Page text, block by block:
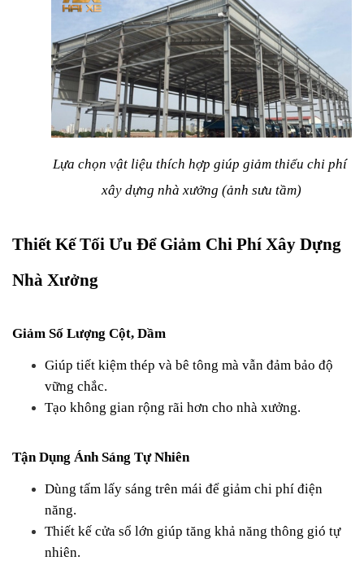
Lựa chọn vật liệu thích hợp giúp giảm thiểu chi phí
xây dựng nhà xưởng (ảnh sưu tầm)
Thiết Kế Tối Ưu Để Giảm Chi Phí Xây Dựng
Nhà Xưởng
Giảm Số Lượng Cột, Dầm
Giúp tiết kiệm thép và bê tông mà vẫn đảm bảo độ
vững chắc.
Tạo không gian rộng rãi hơn cho nhà xưởng.
Tận Dụng Ánh Sáng Tự Nhiên
Dùng tấm lấy sáng trên mái để giảm chi phí điện
năng.
Thiết kế cửa sổ lớn giúp tăng khả năng thông gió tự
nhiên.